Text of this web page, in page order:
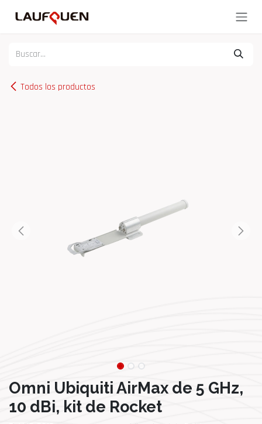
Todos los productos
Omni Ubiquiti AirMax de 5 GHz,
10 dBi, kit de Rocket